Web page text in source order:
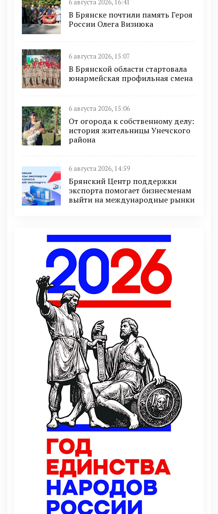
6 августа 2026, 16:41
В Брянске почтили память Героя
России Олега Визнюка
6 августа 2026, 15:07
В Брянской области стартовала
юнармейская профильная смена
6 августа 2026, 15:06
От огорода к собственному делу:
история жительницы Унечского
района
6 августа 2026, 14:59
Брянский Центр поддержки
экспорта помогает бизнесменам
выйти на международные рынки